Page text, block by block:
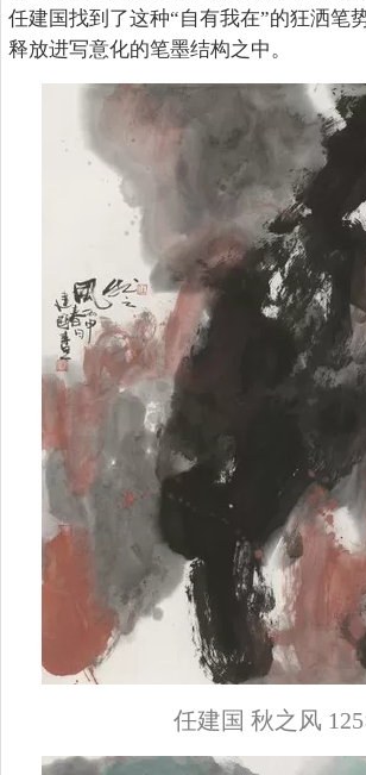
任建国找到了这种“自有我在”的狂洒笔
释放进写意化的笔墨结构之中。
任建国 秋之风